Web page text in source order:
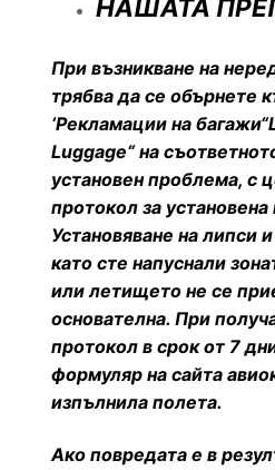
НАШАТА
При възникване на
трябва да се обърнете
‘Рекламации на багажи“
Luggage“на
установен проблема, с
протокол за
Установяване на липси
като сте напуснали
или летището не се
основателна. При
протокол в срок от 7
формуляр на сайта
изпълнила полета.
Ако повредата е в